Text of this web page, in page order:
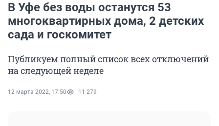
В Уфе без воды останутся 53
многоквартирных дома, 2 детских
сада и госкомитет
Публикуем полный список всех отключений
на следующей неделе
12 марта 2022, 17:50 11 279